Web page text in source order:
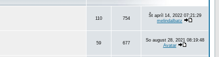
110 754
Št apríl 14, 2022 07:21:29
melindalbatz
59 677
So august 28, 2021 08:19:48
Avatar